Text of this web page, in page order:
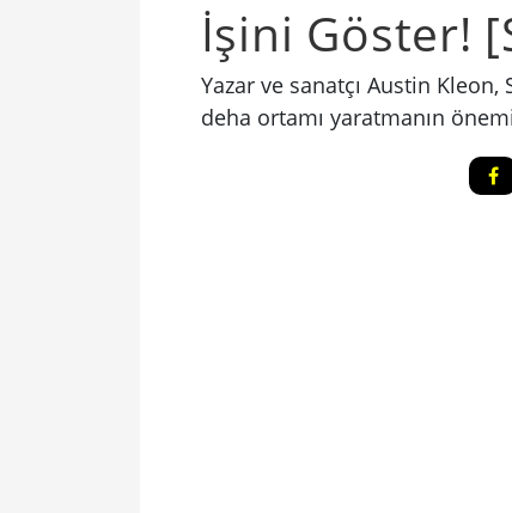
İşini Göster!
Yazar ve sanatçı Austin Kleon,
deha ortamı yaratmanın